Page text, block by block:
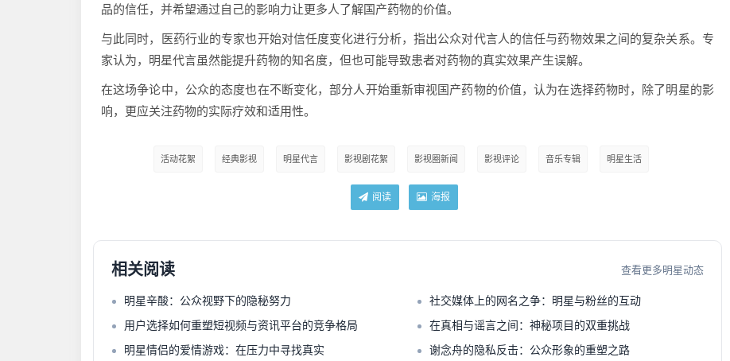
品的信任，并希望通过自己的影响力让更多人了解国产药物的价值。
与此同时，医药行业的专家也开始对信任度变化进行分析，指出公众对代言人的信任与药物效果之间的复杂关系。专
家认为，明星代言虽然能提升药物的知名度，但也可能导致患者对药物的真实效果产生误解。
在这场争论中，公众的态度也在不断变化，部分人开始重新审视国产药物的价值，认为在选择药物时，除了明星的影
响，更应关注药物的实际疗效和适用性。
活动花絮 经典影视 明星代言 影视剧花絮 影视圈新闻 影视评论 音乐专辑 明星生活
阅读 海报
相关阅读 查看更多明星动态
明星辛酸：公众视野下的隐秘努力
社交媒体上的网名之争：明星与粉丝的互动
用户选择如何重塑短视频与资讯平台的竞争格局
在真相与谣言之间：神秘项目的双重挑战
明星情侣的爱情游戏：在压力中寻找真实
谢念舟的隐私反击：公众形象的重塑之路